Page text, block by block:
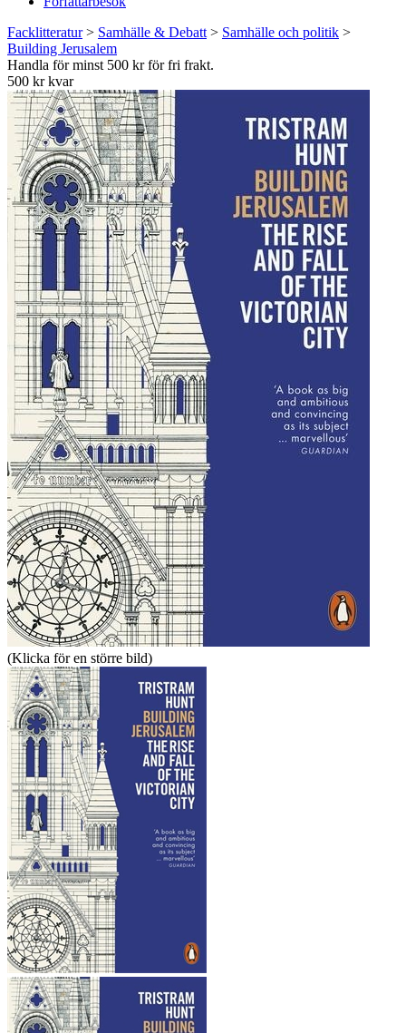
Facklitteratur> Samhälle & Debatt > Samhälle och politik >
Building Jerusalem
Handla för minst 500 kr för fri frakt.
500 kr kvar
(Klicka för en större bild)